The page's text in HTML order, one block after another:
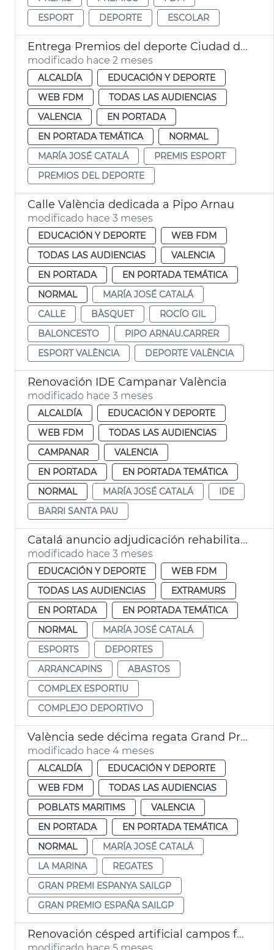
ESPORT
DEPORTE ESCOLAR
Entrega Premios del deporte Ciudad de València
modificado hace 2 meses
ALCALDÍA
EDUCACIÓN Y DEPORTE
WEB FDM
TODAS LAS AUDIENCIAS
VALENCIA
EN PORTADA
EN PORTADA TEMÁTICA
NORMAL
MARÍA JOSÉ CATALÁ
PREMIS ESPORT
PREMIOS DEL DEPORTE
Calle València dedicada a Pipo Arnau
modificado hace 3 meses
EDUCACIÓN Y DEPORTE
WEB FDM
TODAS LAS AUDIENCIAS
VALENCIA
EN PORTADA
EN PORTADA TEMÁTICA
NORMAL
MARÍA JOSÉ CATALÁ
CALLE
BÀSQUET
ROCÍO GIL
BALONCESTO
PIPO ARNAU.CARRER
ESPORT VALÈNCIA
DEPORTE VALÈNCIA
Renovación IDE Campanar València
modificado hace 3 meses
ALCALDÍA
EDUCACIÓN Y DEPORTE
WEB FDM
TODAS LAS AUDIENCIAS
CAMPANAR
VALENCIA
EN PORTADA
EN PORTADA TEMÁTICA
NORMAL
MARÍA JOSÉ CATALÁ
IDE
BARRI SANTA PAU
Catalá anuncio adjudicación rehabilitación complejo deportivo Abastos
modificado hace 3 meses
EDUCACIÓN Y DEPORTE
WEB FDM
TODAS LAS AUDIENCIAS
EXTRAMURS
EN PORTADA
EN PORTADA TEMÁTICA
NORMAL
MARÍA JOSÉ CATALÁ
ESPORTS
DEPORTES
ARRANCAPINS
ABASTOS
COMPLEX ESPORTIU
COMPLEJO DEPORTIVO
València sede décima regata Grand Prix España SailGP
modificado hace 4 meses
ALCALDÍA
EDUCACIÓN Y DEPORTE
WEB FDM
TODAS LAS AUDIENCIAS
POBLATS MARITIMS
VALENCIA
EN PORTADA
EN PORTADA TEMÁTICA
NORMAL
MARÍA JOSÉ CATALÁ
LA MARINA
REGATES
GRAN PREMI ESPANYA SAILGP
GRAN PREMIO ESPAÑA SAILGP
Renovación césped artificial campos fútbol Marxalenes
modificado hace 5 meses